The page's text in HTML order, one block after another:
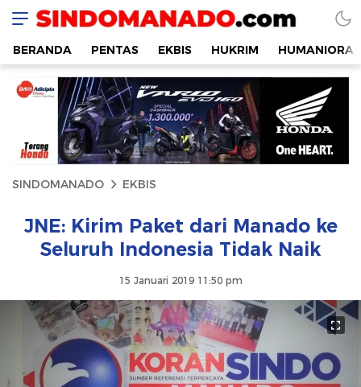
SINDOMANADO
Informatif dan Edukatif
BERANDA PENTAS EKBIS HUKRIM HUMANIORA
SINDOMANADO EKBIS
JNE: Kirim Paket dari Manado ke
Seluruh Indonesia Tidak Naik
15 Januari 2019 11:50 pm